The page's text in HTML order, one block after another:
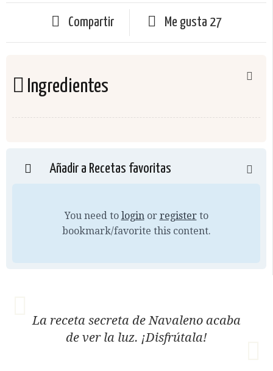
Compartir Me gusta 27
Ingredientes
Añadir a Recetas favoritas
You need to loginor registerto
bookmark/favorite this content.
La receta secreta de Navaleno acaba
de ver la luz. ¡Disfrútala!